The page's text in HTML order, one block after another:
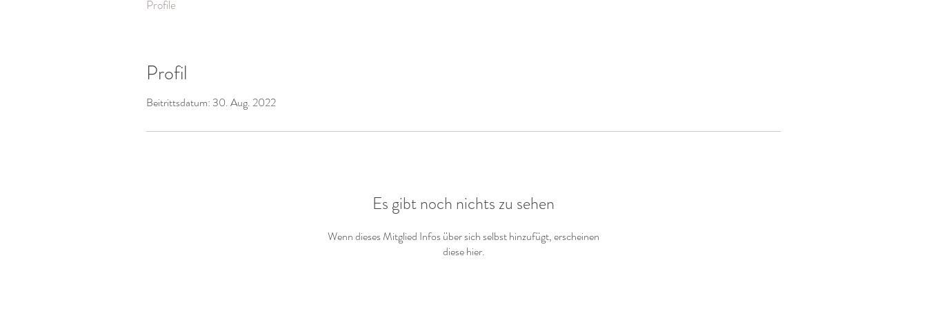
Profil
Beitrittsdatum: 30. Aug. 2022
Es gibt noch nichts zu sehen
Wenn dieses Mitglied Infos über sich selbst hinzufügt, erscheinen
diese hier.
Profile